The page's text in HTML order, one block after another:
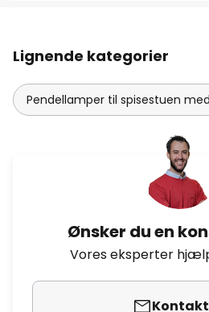
Lignende kategorier
Pendellamper til spisestuen
Ønsker du en
Vores eksperter